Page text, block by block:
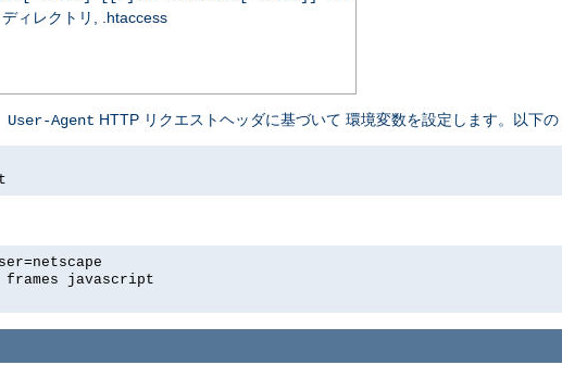
ィレクトリ, .htaccess
User-Agent HTTP リクエストヘッダに基づいて 環境変数を設定します。以下
javascript